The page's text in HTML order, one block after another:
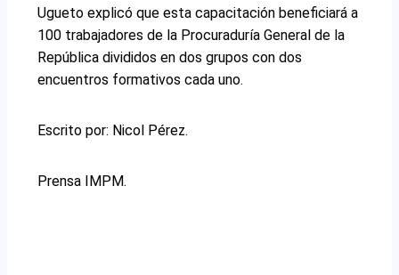
Ugueto explicó que esta capacitación beneficiará a
100 trabajadores de la Procuraduría General de la
República divididos en dos grupos con dos
encuentros formativos cada uno.
Escrito por: Nicol Pérez.
Prensa IMPM.